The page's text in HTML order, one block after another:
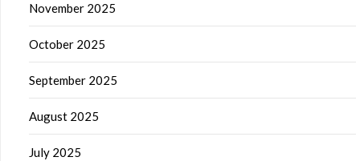
November 2025
October 2025
September 2025
August 2025
July 2025